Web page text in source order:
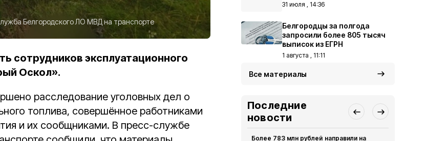
Белгородского ЛО МВД на транспорте
сотрудников эксплуатационного
Оскол».
расследование уголовных дел о
топлива, совершённое работниками
и их сообщниками. В пресс-службе
31 июля , 14:36
Белгородцы за полгода
запросили более 805 тысяч
выписок из ЕГРН
1 августа , 11:11
Все материалы
Последние
новости
Более 783 млн рублей направили на